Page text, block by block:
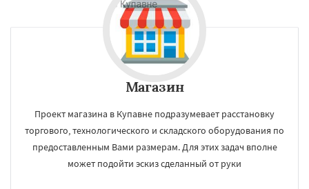
Магазин
Проект магазина в Купавне подразумевает расстановку
торгового, технологического и складского оборудования по
предоставленным Вами размерам. Для этих задач вполне
может подойти эскиз сделанный от руки